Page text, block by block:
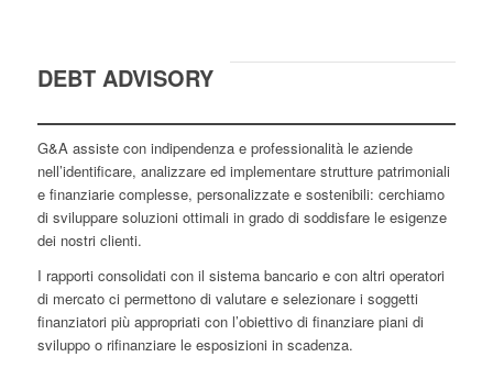
DEBT ADVISORY
G&A assiste con indipendenza e professionalità le aziende
nell’identificare, analizzare ed implementare strutture patrimoniali
e finanziarie complesse, personalizzate e sostenibili: cerchiamo
di sviluppare soluzioni ottimali in grado di soddisfare le esigenze
dei nostri clienti.
I rapporti consolidati con il sistema bancario e con altri operatori
di mercato ci permettono di valutare e selezionare i soggetti
finanziatori più appropriati con l’obiettivo di finanziare piani di
sviluppo o rifinanziare le esposizioni in scadenza.